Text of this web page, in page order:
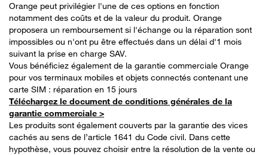
Orange peut privilégier l'une de ces options en fonction
notamment des coûts et de la valeur du produit. Orange
proposera un remboursement si l'échange ou la réparation sont
impossibles ou n'ont pu être effectués dans un délai d'1 mois
suivant la prise en charge SAV.
Vous bénéficiez également de la garantie commerciale Orange
pour vos terminaux mobiles et objets connectés contenant une
carte SIM : réparation en 15 jours
Téléchargez le document de conditions générales de la
garantie commerciale >
Les produits sont également couverts par la garantie des vices
cachés au sens de l’article 1641 du Code civil. Dans cette
hypothèse, vous pouvez choisir entre la résolution de la vente ou